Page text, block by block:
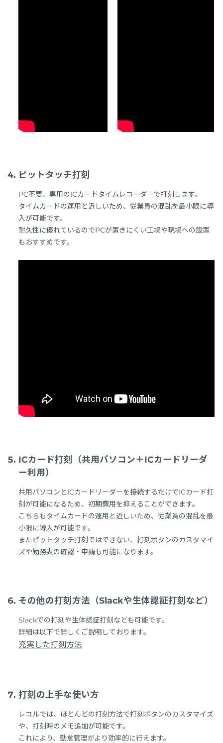
ピットタッチ打刻
PC不要、専用のICカードタイムレコーダーで打刻します。
タイムカードの運用と近しいため、従業員の混乱を最小限に導
入が可能です。
耐久性に優れているのでPCが置きにくい工場や現場への設置
もおすすめです。
ICカード打刻（共用パソコン＋ICカードリーダ
ー利用）
共用パソコンとICカードリーダーを接続するだけでICカード打
刻が可能になるため、初期費用を抑えることができます。
こちらもタイムカードの運用と近しいため、従業員の混乱を最
小限に導入が可能です。
またピットタッチ打刻ではできない、打刻ボタンのカスタマイ
ズや勤務表の確認・申請も可能になります。
その他の打刻方法（Slackや生体認証打刻など）
Slackでの打刻や生体認証打刻なども可能です。
詳細は以下で詳しくご説明しております。
充実した打刻方法
打刻の上手な使い方
レコルでは、ほとんどの打刻方法で打刻ボタンのカスタマイズ
や、打刻時のメモ追加が可能です。
これにより、勤怠管理がより効率的に行えます。